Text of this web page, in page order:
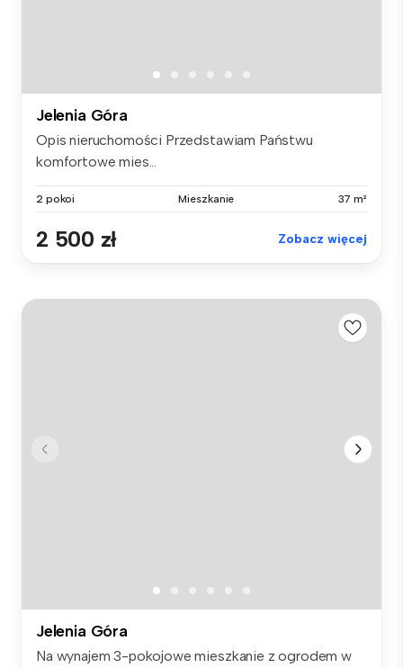
Jelenia Góra
Opis nieruchomości Przedstawiam Państwu
komfortowe mies...
2 pokoi Mieszkanie 37 m²
2 500 zł Zobacz więcej
Jelenia Góra
Na wynajem 3-pokojowe mieszkanie z ogrodem w